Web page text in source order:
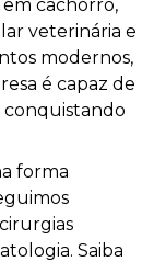
cachorro,
veterinária e
modernos,
é capaz de
conquistando
forma
Saiba